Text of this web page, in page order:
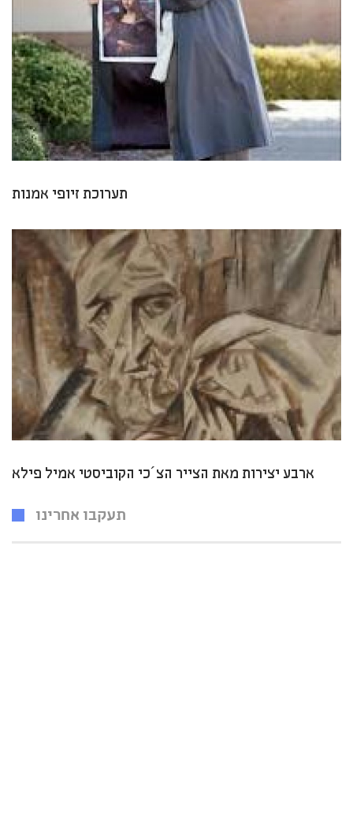
תערוכת זיופי אמנות
ארבע יצירות מאת הצייר הצ´כי הקוביסטי אמיל פילא
תעקבו אחרינו